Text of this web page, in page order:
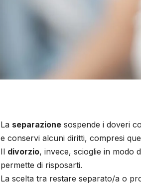
La separazione sospende i doveri
e conservi alcuni diritti, compresi
Il divorzio, invece, scioglie in modo
permette di risposarti.
La scelta tra restare separato/a o